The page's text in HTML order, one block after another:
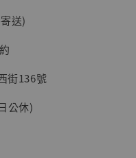
送)
街136號
公休)